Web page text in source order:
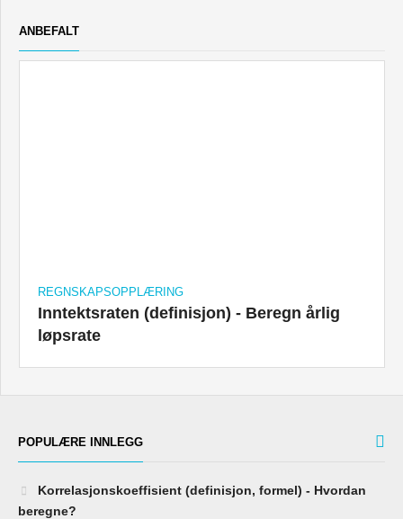
ANBEFALT
REGNSKAPSOPPLÆRING
Inntektsraten (definisjon) - Beregn årlig
løpsrate
POPULÆRE INNLEGG
Korrelasjonskoeffisient (definisjon, formel) - Hvordan
beregne?